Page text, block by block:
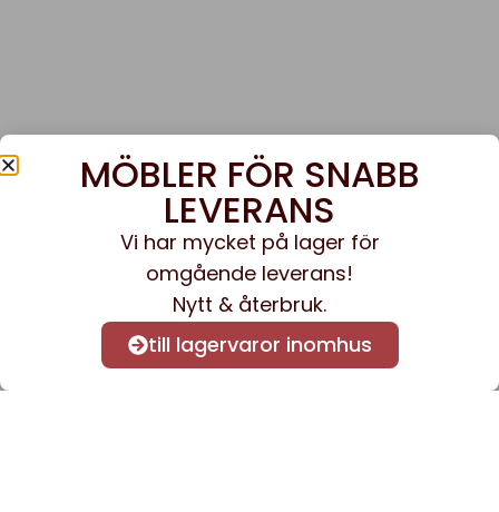
MÖBLER FÖR SNABB
LEVERANS
Vi har mycket på lager för
omgående leverans!
Nytt & återbruk.
till lagervaror inomhus